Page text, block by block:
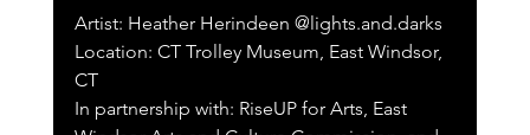
Artist: Heather Herindeen @lights.and.darks
Location: CT Trolley Museum, East Windsor,
CT
In partnership with: RiseUP for Arts, East